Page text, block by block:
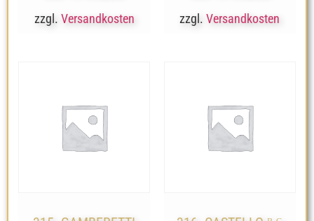
zzgl. Versandkosten
zzgl.Versandkosten